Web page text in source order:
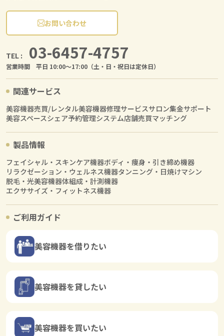
お問い合わせ
TEL : 03-6457-4757
営業時間 平日 10:00〜17:00（土・日・祝日は定休日）
関連サービス
美容機器売買/レンタル美容機器修理サービスサロン集金サポート
美容スペースシェア予約管理システム店舗売買マッチング
製品情報
フェイシャル・スキンケア機器ボディ・痩身・引き締め機器
リラクゼーション・ウェルネス機器タンニング・日焼けマシン
脱毛・光美容機器体組成・計測機器
エクササイズ・フィットネス機器
ご利用ガイド
美容機器を借りたい
美容機器を貸したい
美容機器を買いたい